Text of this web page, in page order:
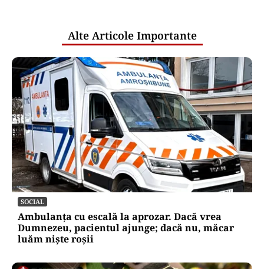
Alte Articole Importante
SOCIAL
Ambulanța cu escală la aprozar. Dacă vrea
Dumnezeu, pacientul ajunge; dacă nu, măcar
luăm niște roșii